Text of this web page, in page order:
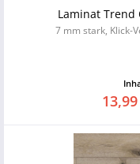
Laminat
7 mm stark, Klick-